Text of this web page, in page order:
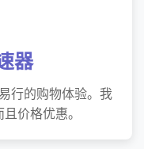
器
行的购物体验。我
价格优惠。